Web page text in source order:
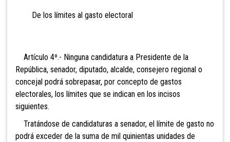
De los límites al gasto electoral
Artículo 4º.- Ninguna candidatura a Presidente de la
República, senador, diputado, alcalde, consejero regional o
concejal podrá sobrepasar, por concepto de gastos
electorales, los límites que se indican en los incisos
siguientes.
Tratándose de candidaturas a senador, el límite de gasto no
podrá exceder de la suma de mil quinientas unidades de